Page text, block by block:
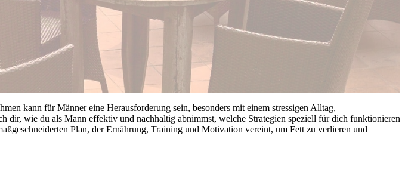
kann für Männer eine Herausforderung sein, besonders mit einem stressigen Alltag,
dir, wie du als Mann effektiv und nachhaltig abnimmst, welche Strategien speziell für dich funktionieren
Plan, der Ernährung, Training und Motivation vereint, um Fett zu verlieren und